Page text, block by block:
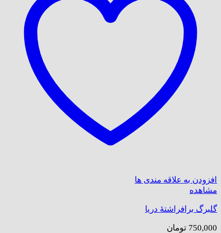
افزودن به علاقه مندی ها
مشاهده
گلبرگ برافراشتۀ دریا
750,000 تومان